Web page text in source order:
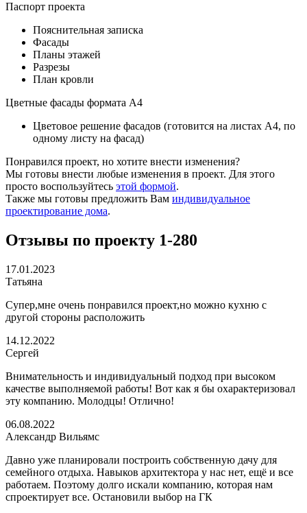
Паспорт проекта
Пояснительная записка
Фасады
Планы этажей
Разрезы
План кровли
Цветные фасады формата А4
Цветовое решение фасадов (готовится на листах А4, по
одному листу на фасад)
Понравился проект, но хотите внести изменения?
Мы готовы внести любые изменения в проект. Для этого
просто воспользуйтесь этой формой.
Также мы готовы предложить Вам индивидуальное
проектирование дома.
Отзывы по проекту 1-280
17.01.2023
Татьяна
Супер,мне очень понравился проект,но можно кухню с
другой стороны расположить
14.12.2022
Сергей
Внимательность и индивидуальный подход при высоком
качестве выполняемой работы! Вот как я бы охарактеризовал
эту компанию. Молодцы! Отлично!
06.08.2022
Александр Вильямс
Давно уже планировали построить собственную дачу для
семейного отдыха. Навыков архитектора у нас нет, ещё и все
работаем. Поэтому долго искали компанию, которая нам
спроектирует все. Остановили выбор на ГК